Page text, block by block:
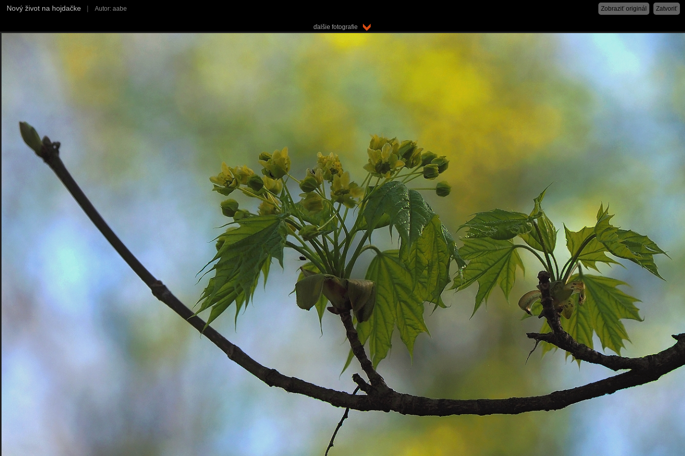
Nový život na hojdačke | Autor: aabe Zatvoriť
Zobraziť originál
ďalšie fotografie